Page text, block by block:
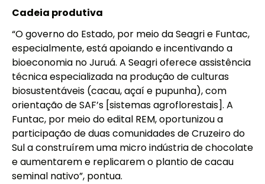
Cadeia produtiva
“O governo do Estado, por meio da Seagri e Funtac,
especialmente, está apoiando e incentivando a
bioeconomia no Juruá. A Seagri oferece assistência
técnica especializada na produção de culturas
biosustentáveis (cacau, açaí e pupunha), com
orientação de SAF’s [sistemas agroflorestais]. A
Funtac, por meio do edital REM, oportunizou a
participação de duas comunidades de Cruzeiro do
Sul a construírem uma micro indústria de chocolate
e aumentarem e replicarem o plantio de cacau
seminal nativo”, pontua.